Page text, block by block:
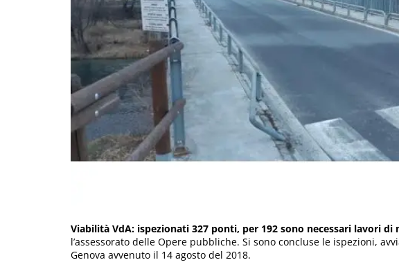
Viabilità VdA: ispezionati 327 ponti, per 192 sono necessari lavori di
l’assessorato delle Opere pubbliche. Si sono concluse le ispezioni,
Genova avvenuto il 14 agosto del 2018.